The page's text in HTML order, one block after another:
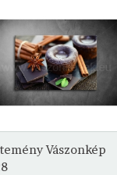
Vászonkép